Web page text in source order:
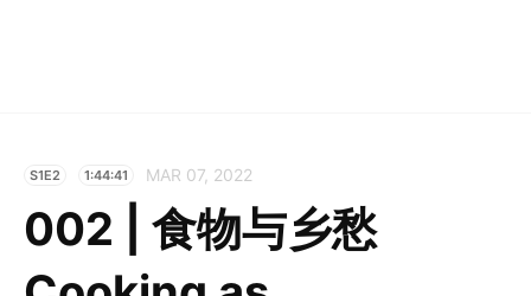
S1E2 1:44:41 MAR 07, 2022
002 | 食物与乡愁